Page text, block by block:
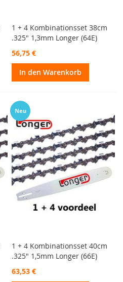
1 + 4 Kombinationsset 38cm
.325" 1,3mm Longer (64E)
56,75 €
In den Warenkorb
Neu
1 + 4 Kombinationsset 40cm
.325" 1,5mm Longer (66E)
63,53 €